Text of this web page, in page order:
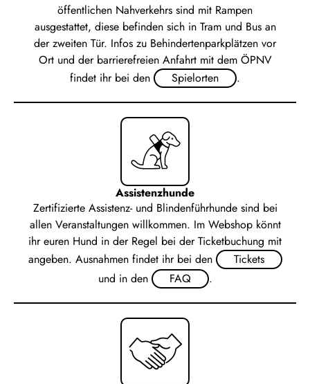
öffentlichen Nahverkehrs sind mit Rampen
ausgestattet, diese befinden sich in Tram und Bus an
der zweiten Tür. Infos zu Behindertenparkplätzen vor
Ort und der barrierefreien Anfahrt mit dem ÖPNV
findet ihr bei den
Spielorten .
Assistenzhunde
Zertifizierte Assistenz- und Blindenführhunde sind bei
allen Veranstaltungen willkommen. Im Webshop könnt
ihr euren Hund in der Regel bei der Ticketbuchung mit
angeben. Ausnahmen findet ihr bei den
Tickets
und in den
FAQ .